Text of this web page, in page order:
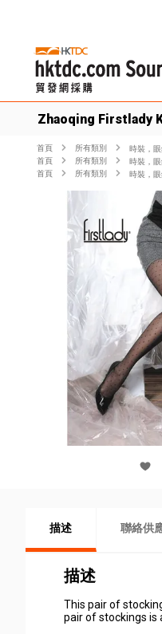
Zhaoqing Firstlady
首頁 所有類別
時裝，
首頁
所有類別 時裝，
首頁
所有類別 時裝，
描述 聯絡供
描述
This pair of
pair of stockings is